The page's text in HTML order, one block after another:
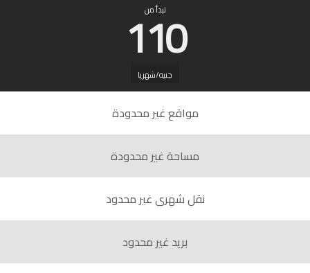
تبدأ من
110
جنيه/شهريا
مواقع غير محدودة
مساحة غير محدودة
نقل شهرى غير محدود
بريد غير محدود